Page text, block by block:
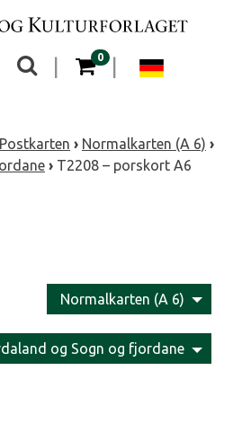
Toggle
the
visibility
0items in your cart
Postkarten › Normalkarten (A 6) ›
› T2208 – porskort A6
Normalkarten (A 6)
og Sogn og fjordane